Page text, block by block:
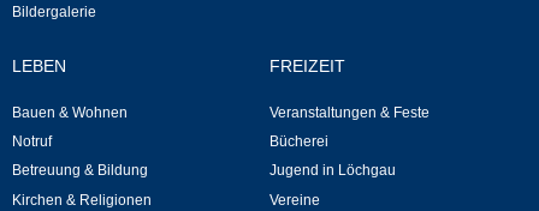
Kirchen & Religionen
Evangelische Kirchengemeinde
Katholische Kirchengemeinde
Neuapostolische Kirche
Bildergalerie
LEBEN
Bauen & Wohnen
Notruf
Betreuung & Bildung
Kirchen & Religionen
FREIZEIT
Veranstaltungen & Feste
Bücherei
Jugend in Löchgau
Vereine